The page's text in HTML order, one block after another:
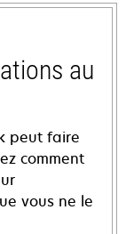
au
peut faire
comment
vous ne le